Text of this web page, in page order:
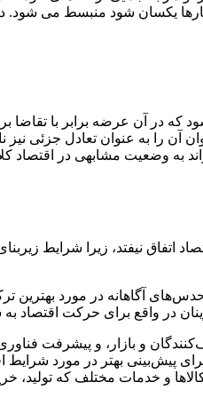
یکسان شود منبسط می شود.
که در آن عرضه برابر با
آن را به عنوان تعادل جزئی
به وضعیت مشابهی در
نیفتد، زیرا شرایط
آگاهانه در مورد بهترین
در واقع برای حرکت اقتصاد
و بازار، و پیشرفت
پیش‌بینی بهتر در مورد
کالاها و خدمات مختلف که